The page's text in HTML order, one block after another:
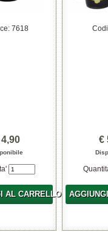
7618
AL CARRELLO
€